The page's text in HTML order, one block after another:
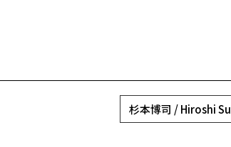
杉本博司 / Hiroshi